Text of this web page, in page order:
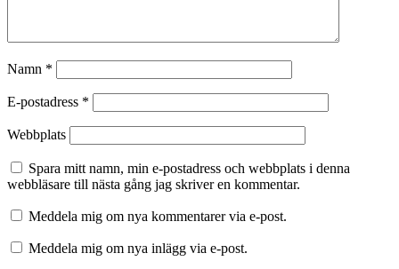
Namn *
E-postadress *
Webbplats
Spara mitt namn, min e-postadress och webbplats i denna
webbläsare till nästa gång jag skriver en kommentar.
Meddela mig om nya kommentarer via e-post.
Meddela mig om nya inlägg via e-post.